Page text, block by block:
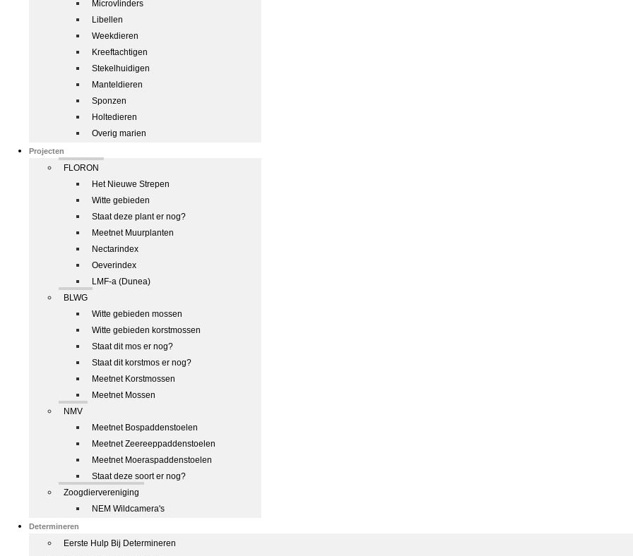
Microvlinders
Libellen
Weekdieren
Kreeftachtigen
Stekelhuidigen
Manteldieren
Sponzen
Holtedieren
Overig marien
Projecten
FLORON
Het Nieuwe Strepen
Witte gebieden
Staat deze plant er nog?
Meetnet Muurplanten
Nectarindex
Oeverindex
LMF-a (Dunea)
BLWG
Witte gebieden mossen
Witte gebieden korstmossen
Staat dit mos er nog?
Staat dit korstmos er nog?
Meetnet Korstmossen
Meetnet Mossen
NMV
Meetnet Bospaddenstoelen
Meetnet Zeereeppaddenstoelen
Meetnet Moeraspaddenstoelen
Staat deze soort er nog?
Zoogdiervereniging
NEM Wildcamera's
Determineren
Eerste Hulp Bij Determineren